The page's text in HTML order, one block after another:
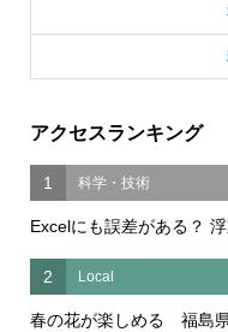
アクセスランキング
1 科学・技術
Excelにも誤差がある？
2 Local
春の花が楽しめる 福島